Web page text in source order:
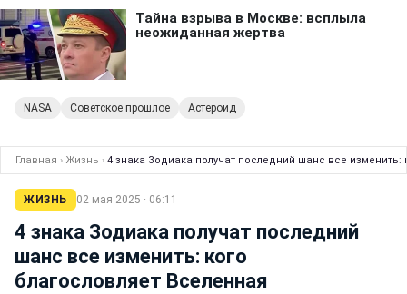
NASA Советское прошлое Астероид
Главная › Жизнь › 4 знака Зодиака получат последний шанс все изменить:
ЖИЗНЬ 02 мая 2025 · 06:11
4 знака Зодиака получат последний
шанс все изменить: кого
благословляет Вселенная